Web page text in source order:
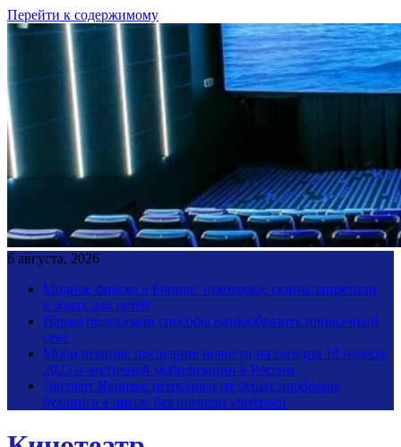
Перейти к содержимому
6 августа, 2026
Модное фиаско в Fortnite: некоторые скины запретили
в зонах для детей
Парам подсказали способы разнообразить привычный
секс
Мобилизация: последние новости на сегодня 18 ноября
2023 о частичной мобилизации в России
Эксперт Яушева: психологи не решат проблемы
буллинга в школе без помощи учителей